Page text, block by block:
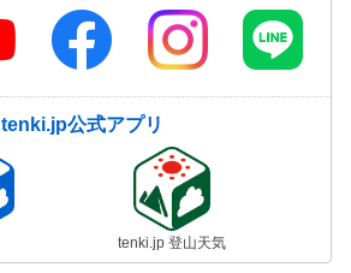
tenki.jp公式アプリ
tenki.jp 登山天気